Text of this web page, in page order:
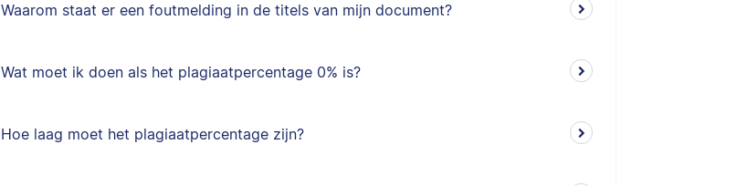
Waarom staat er een foutmelding in de titels van mijn document?
Wat moet ik doen als het plagiaatpercentage 0% is?
Hoe laag moet het plagiaatpercentage zijn?